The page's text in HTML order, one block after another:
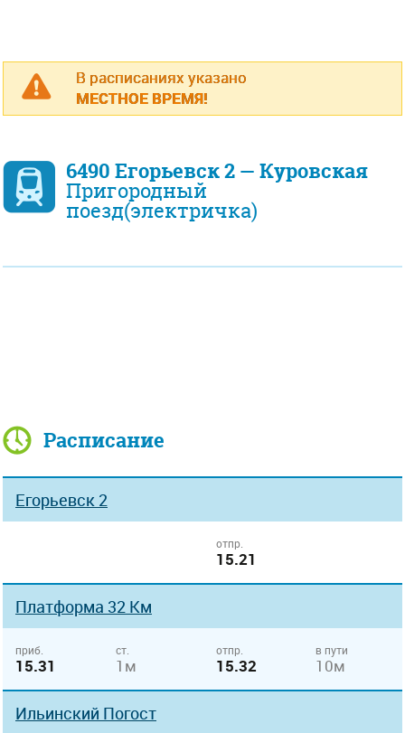
В расписаниях указано
МЕСТНОЕ ВРЕМЯ!
6490 Егорьевск 2 — Куровская
Пригородный
поезд(электричка)
Расписание
Егорьевск 2
отпр.
15.21
Платформа 32 Км
приб.
15.31
ст.
1м
отпр.
15.32
в пути
10м
Ильинский Погост